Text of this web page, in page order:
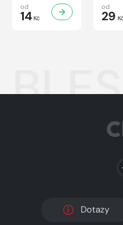
od
14Kč
od
29 Kč
Dotazy